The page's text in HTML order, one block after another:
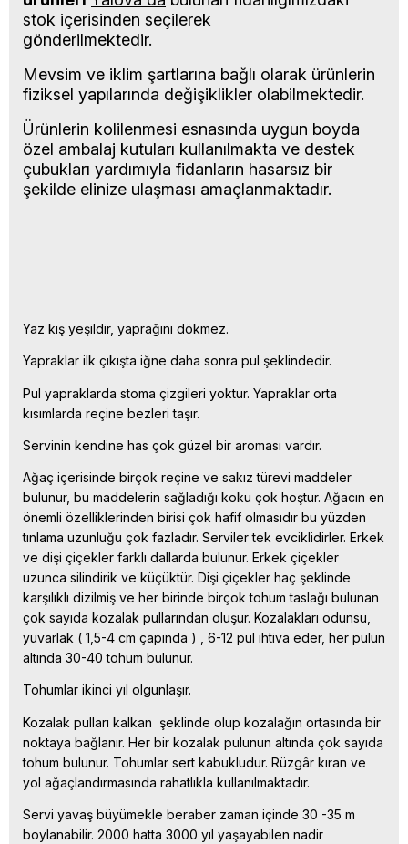
stok içerisinden seçilerek
gönderilmektedir.
Mevsim ve iklim şartlarına bağlı olarak ürünlerin
fiziksel yapılarında değişiklikler olabilmektedir.
Ürünlerin kolilenmesi esnasında uygun boyda
özel ambalaj kutuları kullanılmakta ve destek
çubukları yardımıyla fidanların hasarsız bir
şekilde elinize ulaşması amaçlanmaktadır.
Yaz kış yeşildir, yaprağını dökmez.
Yapraklar ilk çıkışta iğne daha sonra pul şeklindedir.
Pul yapraklarda stoma çizgileri yoktur. Yapraklar orta
kısımlarda reçine bezleri taşır.
Servinin kendine has çok güzel bir aroması vardır.
Ağaç içerisinde birçok reçine ve sakız türevi maddeler
bulunur, bu maddelerin sağladığı koku çok hoştur. Ağacın en
önemli özelliklerinden birisi çok hafif olmasıdır bu yüzden
tınlama uzunluğu çok fazladır. Serviler tek evciklidirler. Erkek
ve dişi çiçekler farklı dallarda bulunur. Erkek çiçekler
uzunca silindirik ve küçüktür. Dişi çiçekler haç şeklinde
karşılıklı dizilmiş ve her birinde birçok tohum taslağı bulunan
çok sayıda kozalak pullarından oluşur. Kozalakları odunsu,
yuvarlak ( 1,5-4 cm çapında ) , 6-12 pul ihtiva eder, her pulun
altında 30-40 tohum bulunur.
Tohumlar ikinci yıl olgunlaşır.
Kozalak pulları kalkan şeklinde olup kozalağın ortasında bir
noktaya bağlanır. Her bir kozalak pulunun altında çok sayıda
tohum bulunur. Tohumlar sert kabukludur. Rüzgâr kıran ve
yol ağaçlandırmasında rahatlıkla kullanılmaktadır.
Servi yavaş büyümekle beraber zaman içinde 30 -35 m
boylanabilir. 2000 hatta 3000 yıl yaşayabilen nadir